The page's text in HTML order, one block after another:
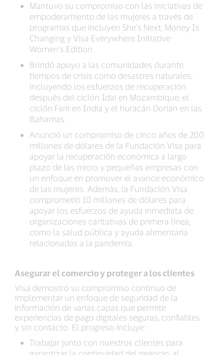
Mantuvo su compromiso con las iniciativas de
empoderamiento de las mujeres a través de
programas que incluyen She's Next, Money Is
Changing y Visa Everywhere Initiative-
Women's Edition.
Brindó apoyo a las comunidades durante
tiempos de crisis como desastres naturales,
incluyendo los esfuerzos de recuperación
después del ciclón Idai en Mozambique, el
ciclón Fani en India y el huracán Dorian en las
Bahamas.
Anunció un compromiso de cinco años de 200
millones de dólares de la Fundación Visa para
apoyar la recuperación económica a largo
plazo de las micro y pequeñas empresas con
un enfoque en promover el avance económico
de las mujeres. Además, la Fundación Visa
comprometió 10 millones de dólares para
apoyar los esfuerzos de ayuda inmediata de
organizaciones caritativas de primera línea,
como la salud pública y ayuda alimentaria
relacionadas a la pandemia.
Asegurar el comercio y proteger a los clientes
Visa demostró su compromiso continuo de
implementar un enfoque de seguridad de la
información de varias capas que permite
experiencias de pago digitales seguras, confiables
y sin contacto. El progreso incluye:
Trabajar junto con nuestros clientes para